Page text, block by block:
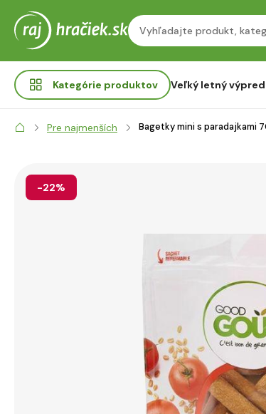
Kategórie produktov Veľký letný
Pre najmenších Bagetky mini s paradajkami
-22%